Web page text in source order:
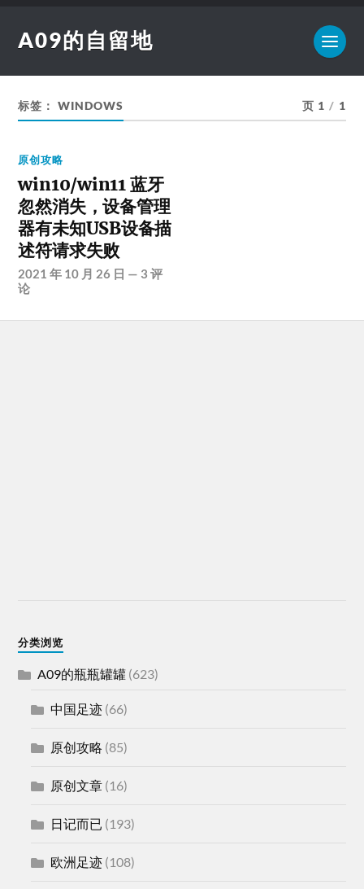
A09的自留地
标签：WINDOWS 页 1 / 1
原创攻略
win10/win11 蓝牙
忽然消失，设备管理
器有未知USB设备描
述符请求失败
2021 年 10 月 26 日 — 3 评
论
分类浏览
A09的瓶瓶罐罐 (623)
中国足迹 (66)
原创攻略 (85)
原创文章 (16)
日记而已 (193)
欧洲足迹 (108)